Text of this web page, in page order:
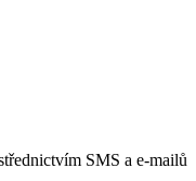
SMS a e-mailů